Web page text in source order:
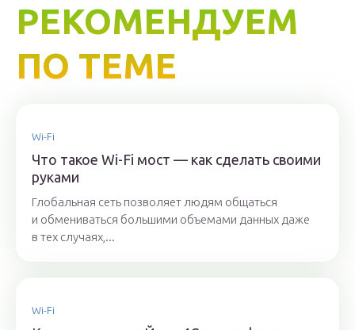
РЕКОМЕНДУЕМ
ПО ТЕМЕ
Wi-Fi
Что такое Wi-Fi мост — как сделать своими
руками
Глобальная сеть позволяет людям общаться
и обмениваться большими объемами данных даже
в тех случаях,...
Wi-Fi